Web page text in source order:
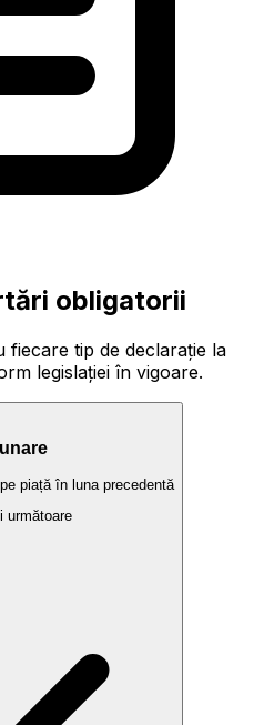
obligatorii
fiecare tip de declarație la
legislației în vigoare.
piață în luna precedentă
următoare